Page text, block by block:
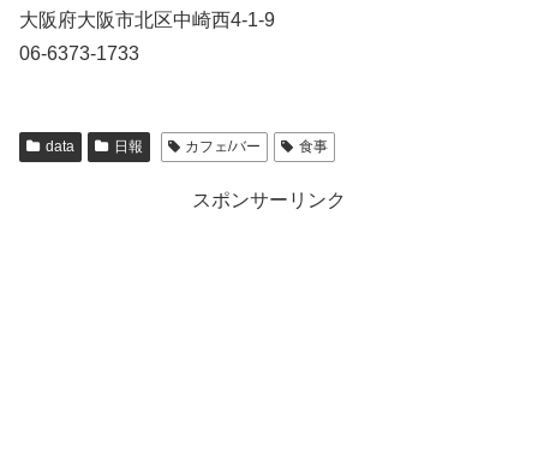
大阪府大阪市北区中崎西4-1-9
06-6373-1733
data 日報 カフェ/バー 食事
スポンサーリンク